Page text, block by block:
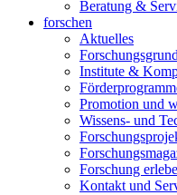
Beratung &
forschen
Aktuelles
Institute &
Promotion und
Wissens- und
Forschung
Kontakt und